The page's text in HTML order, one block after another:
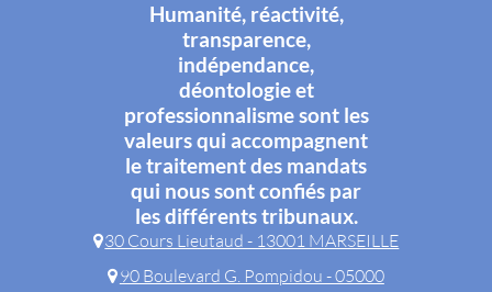
Humanité, réactivité,
transparence,
indépendance,
déontologie et
professionnalisme sont les
valeurs qui accompagnent
le traitement des mandats
qui nous sont confiés par
les différents tribunaux.
30 Cours Lieutaud - 13001 MARSEILLE
90 Boulevard G. Pompidou - 05000